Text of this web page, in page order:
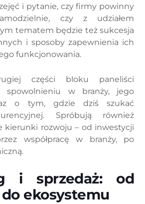
i pytanie, czy firmy powinny
czy z udziałem
tematem będzie też sukcesja
i sposoby zapewnienia ich
funkcjonowania.
części bloku paneliści
spowolnieniu w branży, jego
o tym, gdzie dziś szukać
Spróbują również
kierunki rozwoju – od inwestycji
współpracę w branży, po
i sprzedaż: od
ekosystemu